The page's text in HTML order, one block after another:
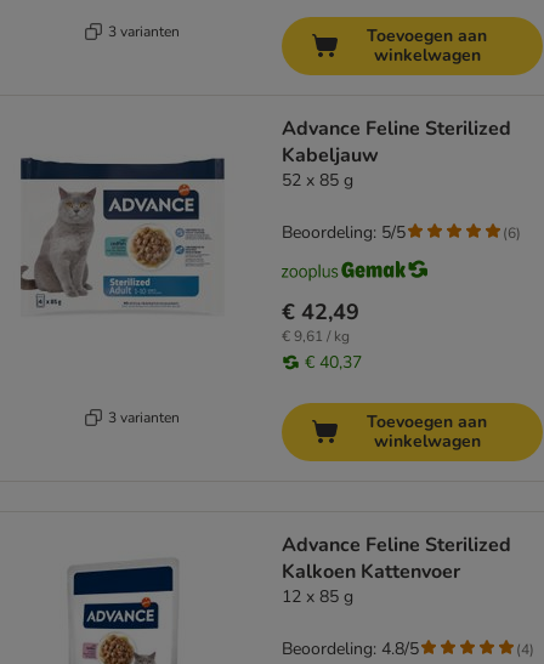
3 varianten
Toevoegen aan
winkelwagen
3 varianten
Advance Feline Sterilized
Kabeljauw
52 x 85 g
€ 42,49
€ 9,61 / kg
€ 40,37
Beoordeling: 5/5 (6)
Toevoegen aan
winkelwagen
Advance Feline Sterilized
Kalkoen Kattenvoer
12 x 85 g
Beoordeling: 4.8/5 (4)